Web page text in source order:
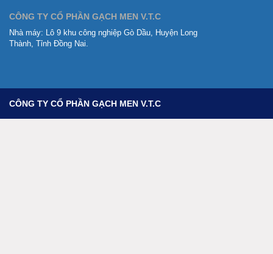
CÔNG TY CỔ PHẦN GẠCH MEN V.T.C
Nhà máy: Lô 9 khu công nghiệp Gò Dầu, Huyện Long
Thành, Tỉnh Đồng Nai.
CÔNG TY CỔ PHẦN GẠCH MEN V.T.C